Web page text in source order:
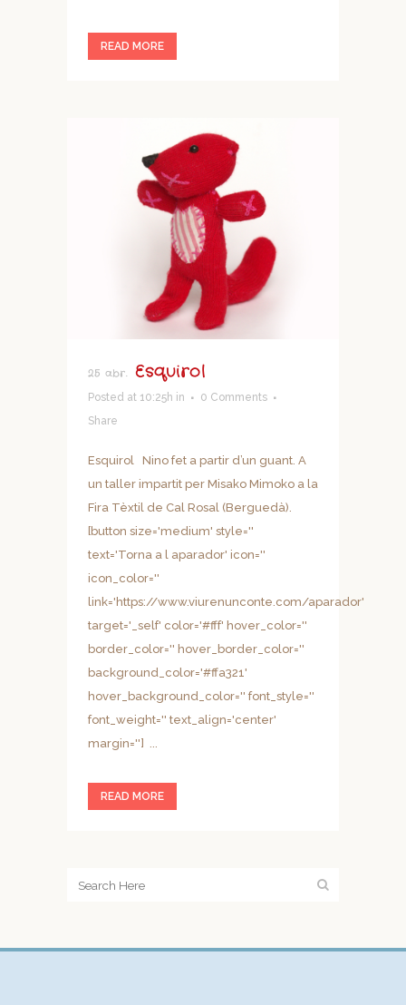
READ MORE
25 abr. Esquirol
Posted at 10:25h in
0 Comments
Share
Esquirol Nino fet a partir d’un guant. A
un taller impartit per Misako Mimoko a la
Fira Tèxtil de Cal Rosal (Berguedà).
[button size='medium' style=''
text='Torna a l aparador' icon=''
icon_color=''
link='https://www.viurenunconte.com/aparador'
target='_self' color='#fff' hover_color=''
border_color='' hover_border_color=''
background_color='#ffa321'
hover_background_color='' font_style=''
font_weight='' text_align='center'
margin=''] ...
READ MORE